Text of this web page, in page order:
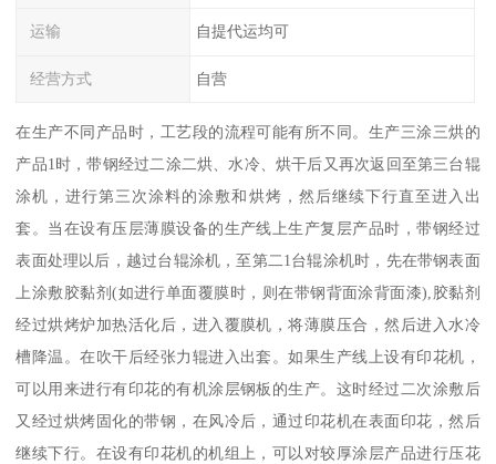
运输 自提代运均可
经营方式 自营
在生产不同产品时，工艺段的流程可能有所不同。生产三涂三烘的
产品1时，带钢经过二涂二烘、水冷、烘干后又再次返回至第三台辊
涂机，进行第三次涂料的涂敷和烘烤，然后继续下行直至进入出
套。当在设有压层薄膜设备的生产线上生产复层产品时，带钢经过
表面处理以后，越过台辊涂机，至第二1台辊涂机时，先在带钢表面
上涂敷胶黏剂(如进行单面覆膜时，则在带钢背面涂背面漆),胶黏剂
经过烘烤炉加热活化后，进入覆膜机，将薄膜压合，然后进入水冷
槽降温。在吹干后经张力辊进入出套。如果生产线上设有印花机，
可以用来进行有印花的有机涂层钢板的生产。这时经过二次涂敷后
又经过烘烤固化的带钢，在风冷后，通过印花机在表面印花，然后
继续下行。在设有印花机的机组上，可以对较厚涂层产品进行压花